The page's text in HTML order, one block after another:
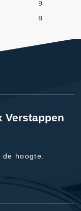
9
8
Verstappen
hoogte.